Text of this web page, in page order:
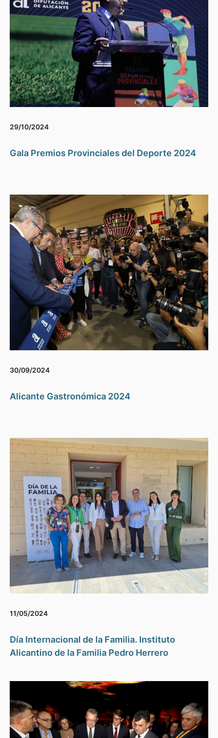
29/10/2024
Gala Premios Provinciales del Deporte 2024
30/09/2024
Alicante Gastronómica 2024
11/05/2024
Día Internacional de la Familia. Instituto
Alicantino de la Familia Pedro Herrero